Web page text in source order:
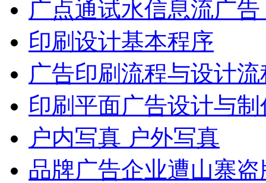
广点通试水信息流广
印刷设计基本程序
广告印刷流程与设计流
印刷平面广告设计与制
户内写真 户外写真
品牌广告企业遭山寨盗